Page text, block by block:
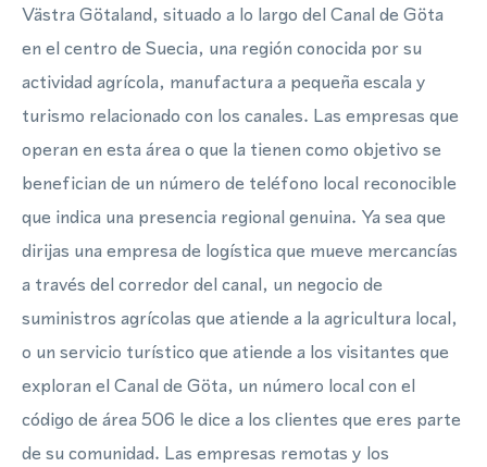
Västra Götaland, situado a lo largo del Canal de Göta
en el centro de Suecia, una región conocida por su
actividad agrícola, manufactura a pequeña escala y
turismo relacionado con los canales. Las empresas que
operan en esta área o que la tienen como objetivo se
benefician de un número de teléfono local reconocible
que indica una presencia regional genuina. Ya sea que
dirijas una empresa de logística que mueve mercancías
a través del corredor del canal, un negocio de
suministros agrícolas que atiende a la agricultura local,
o un servicio turístico que atiende a los visitantes que
exploran el Canal de Göta, un número local con el
código de área 506 le dice a los clientes que eres parte
de su comunidad. Las empresas remotas y los